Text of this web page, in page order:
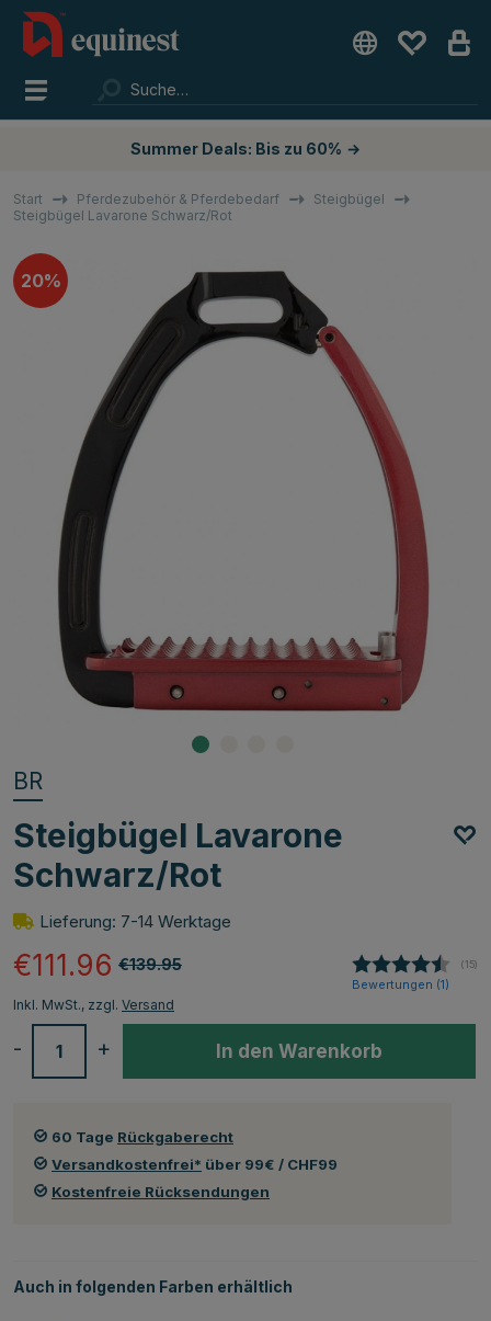
Summer Deals: Bis zu 60% →
Start Pferdezubehör & Pferdebedarf
Steigbügel
Steigbügel Lavarone Schwarz/Rot
20
BR
Steigbügel Lavarone
Schwarz/Rot
Lieferung: 7-14 Werktage
€139.95
€111.96 (15)
Bewertungen (1)
Inkl. MwSt., zzgl. Versand
+
- In den Warenkorb
60 Tage Rückgaberecht
Versandkostenfrei* über 99€ / CHF99
Kostenfreie Rücksendungen
Auch in folgenden Farben erhältlich